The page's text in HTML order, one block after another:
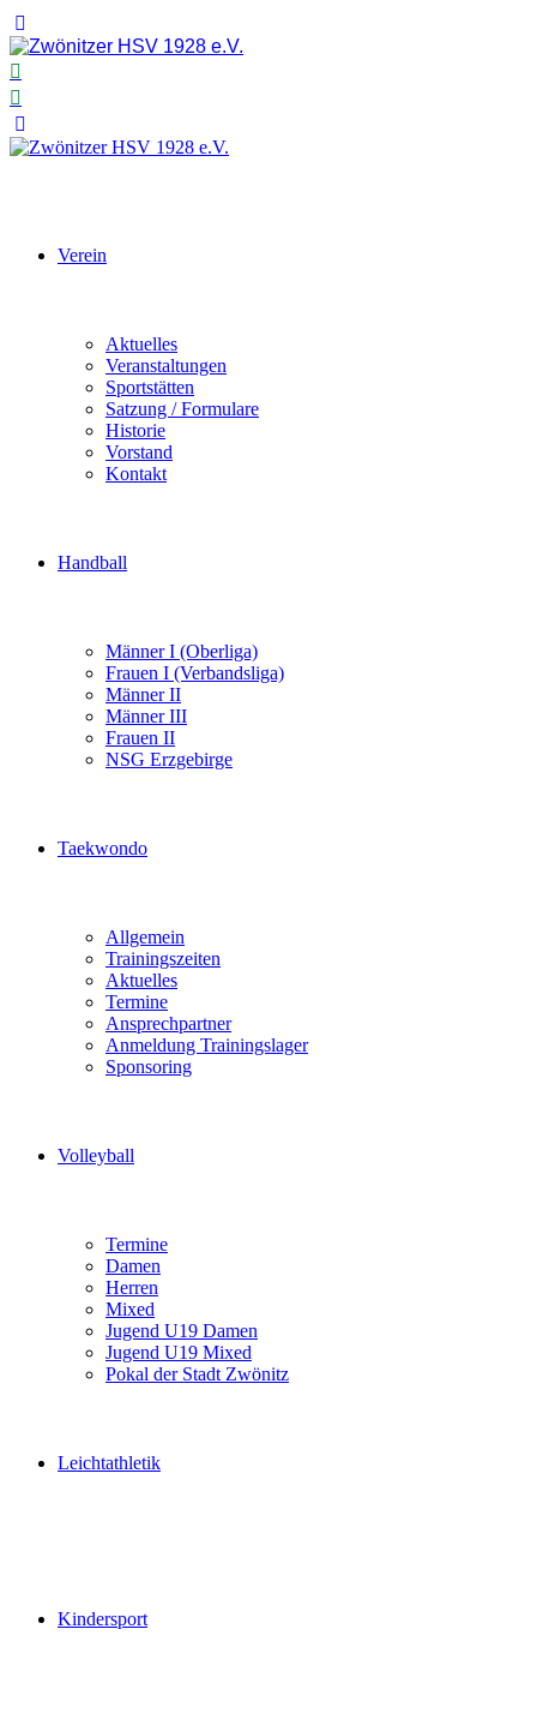
Verein
Aktuelles
Veranstaltungen
Sportstätten
Satzung / Formulare
Historie
Vorstand
Kontakt
Handball
Männer I (Oberliga)
Frauen I (Verbandsliga)
Männer II
Männer III
Frauen II
NSG Erzgebirge
Taekwondo
Allgemein
Trainingszeiten
Aktuelles
Termine
Ansprechpartner
Anmeldung Trainingslager
Sponsoring
Volleyball
Termine
Damen
Herren
Mixed
Jugend U19 Damen
Jugend U19 Mixed
Pokal der Stadt Zwönitz
Leichtathletik
Kindersport